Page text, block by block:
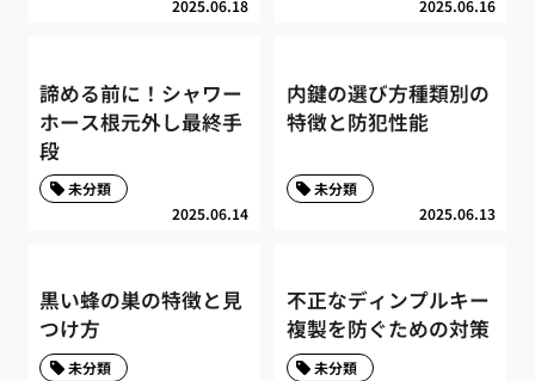
2025.06.18 2025.06.16
諦める前に！シャワー
ホース根元外し最終手
段
2025.06.14
未分類
内鍵の選び方種類別の
特徴と防犯性能
2025.06.13
未分類
黒い蜂の巣の特徴と見
つけ方
未分類
不正なディンプルキー
複製を防ぐための対策
未分類